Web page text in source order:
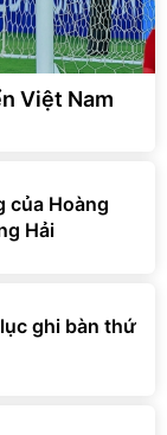
Việt Nam
của Hoàng
Hải
ghi bàn thứ